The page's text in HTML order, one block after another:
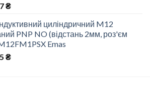
₴
циліндричний M12
PNP NO (відстань 2мм, роз'єм
Emas
₴